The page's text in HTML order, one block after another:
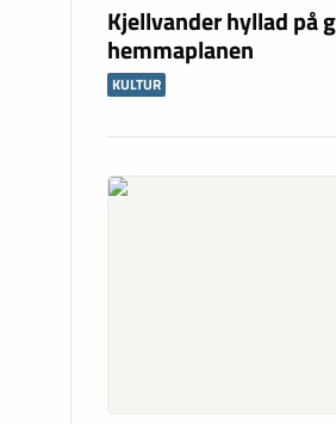
Kjellvander hyllad på
hemmaplanen
KULTUR